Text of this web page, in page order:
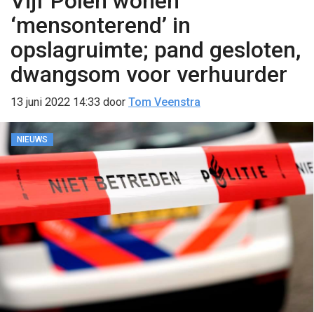
‘mensonterend’ in
opslagruimte; pand gesloten,
dwangsom voor verhuurder
13 juni 2022 14:33 door Tom Veenstra
NIEUWS